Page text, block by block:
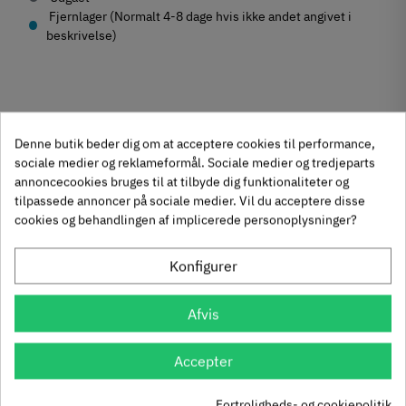
Fjernlager (Normalt 4-8 dage hvis ikke andet angivet i
beskrivelse)
MærkerHaefele
Reference106.61.943
Produktinformation
Overflade
Hulafstand
Anmeldelser
chat Anmeldelser (0)
Andre købte også
-50% -60%
Denne butik beder dig om at acceptere cookies til performance,
sociale medier og reklameformål. Sociale medier og tredjeparts
annoncecookies bruges til at tilbyde dig funktionaliteter og
tilpassede annoncer på sociale medier. Vil du acceptere disse
cookies og behandlingen af implicerede personoplysninger?
Konfigurer
Afvis
Accepter